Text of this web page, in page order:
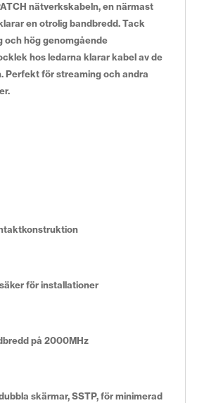
nätverkskabeln, en närmast
en otrolig bandbredd. Tack
och hög genomgående
hos ledarna klarar kabel av de
Perfekt för streaming och andra
för installationer
på 2000MHz
skärmar, SSTP, för minimerad